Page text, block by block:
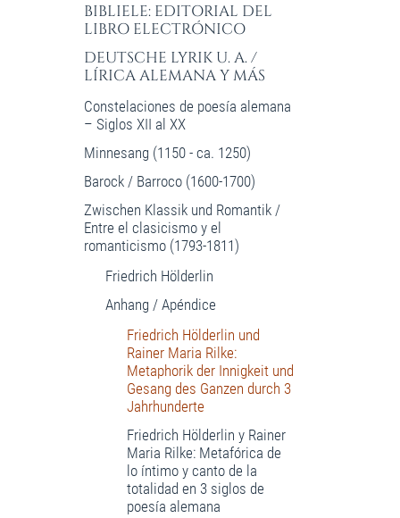
BIBLIELE: EDITORIAL DEL
LIBRO ELECTRÓNICO
DEUTSCHE LYRIK U. A. /
LÍRICA ALEMANA Y MÁS
Constelaciones de poesía alemana
– Siglos XII al XX
Minnesang (1150 - ca. 1250)
Barock / Barroco (1600-1700)
Zwischen Klassik und Romantik /
Entre el clasicismo y el
romanticismo (1793-1811)
Friedrich Hölderlin
Anhang / Apéndice
Friedrich Hölderlin und
Rainer Maria Rilke:
Metaphorik der Innigkeit und
Gesang des Ganzen durch 3
Jahrhunderte
Friedrich Hölderlin y Rainer
Maria Rilke: Metafórica de
lo íntimo y canto de la
totalidad en 3 siglos de
poesía alemana